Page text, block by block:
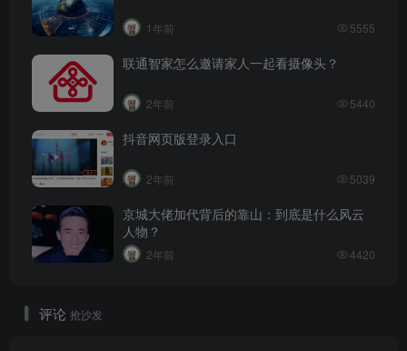
1年前 5555
联通智家怎么邀请家人一起看摄像头？
2年前 5440
抖音网页版登录入口
2年前 5039
京城大佬加代背后的靠山：到底是什么风云
人物？
2年前 4420
评论 抢沙发